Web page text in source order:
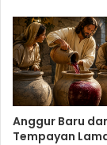
Anggur Baru
Tempayan